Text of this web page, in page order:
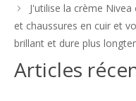
J'utilise la crème
et chaussures en cuir et
brillant et dure plus
Articles